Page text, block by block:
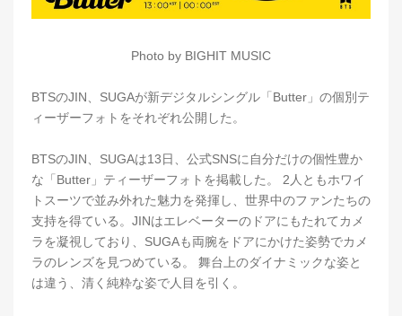
Photo by BIGHIT MUSIC
BTSのJIN、SUGAが新デジタルシングル「Butter」の個別テ
ィーザーフォトをそれぞれ公開した。
BTSのJIN、SUGAは13日、公式SNSに自分だけの個性豊か
な「Butter」ティーザーフォトを掲載した。 2人ともホワイ
トスーツで並み外れた魅力を発揮し、世界中のファンたちの
支持を得ている。JINはエレベーターのドアにもたれてカメ
ラを凝視しており、SUGAも両腕をドアにかけた姿勢でカメ
ラのレンズを見つめている。 舞台上のダイナミックな姿と
は違う、清く純粋な姿で人目を引く。